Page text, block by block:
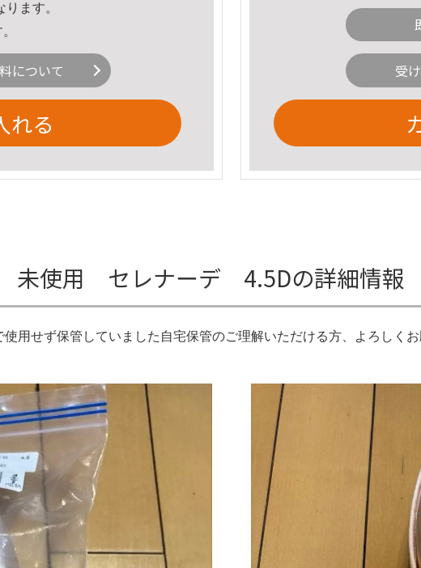
ます。
について
れる
受
使用 セレナーデ 4.5Dの詳細情報
用せず保管していました自宅保管のご理解いただける方、よろしく